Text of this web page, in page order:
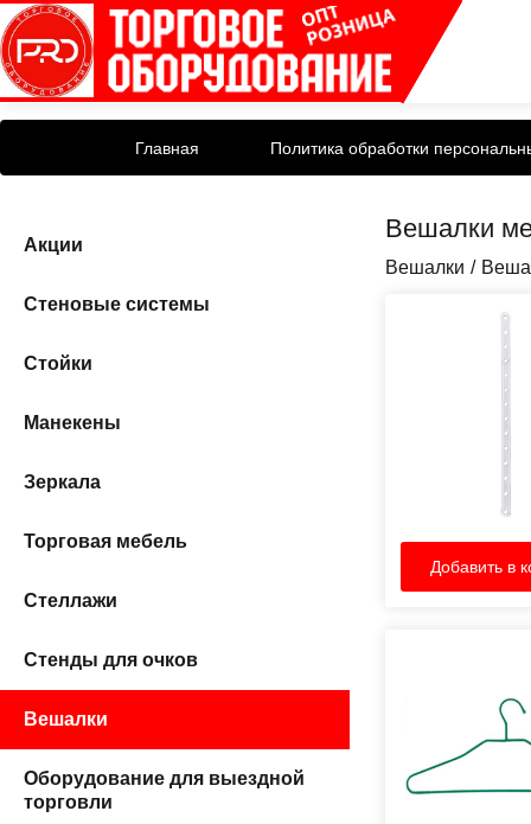
Главная Политика обработки
Акции
Стеновые системы
Стойки
Манекены
Зеркала
Торговая мебель
Стеллажи
Стенды для очков
Вешалки
Оборудование для выездной
торговли
Вешалки
Вешалки
Добавить в